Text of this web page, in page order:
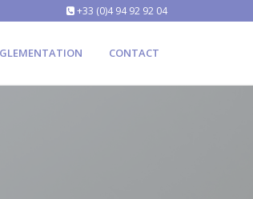
+33 (0)4 94 92 92 04
CONTACT